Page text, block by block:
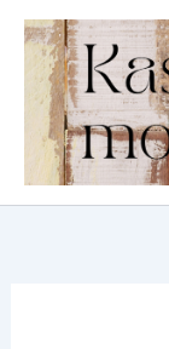
Siirry
sisältöön